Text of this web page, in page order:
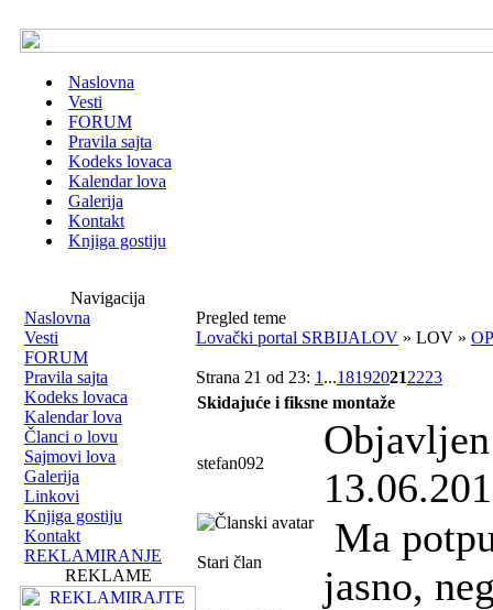
Naslovna
Vesti
FORUM
Pravila sajta
Kodeks lovaca
Kalendar lova
Galerija
Kontakt
Knjiga gostiju
Navigacija
Naslovna
Vesti
FORUM
Pravila sajta
Kodeks lovaca
Kalendar lova
Članci o lovu
Sajmovi lova
Galerija
Linkovi
Knjiga gostiju
Kontakt
REKLAMIRANJE
REKLAME
Pregled teme
Lovački portal SRBIJALOV » LOV »
Strana 21 od 23: 1 ...181920212223
Skidajuće i fiksne montaže
stefan092
Objavljen
Stari član
Ma
jasno,